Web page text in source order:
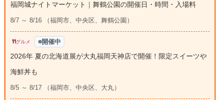
福岡城ナイトマーケット｜舞鶴公園の開催日・時間・入場料
8/7 ～ 8/16 （福岡市、中央区、舞鶴公園）
グルメ 開催中
2026年 夏の北海道展が大丸福岡天神店で開催！限定スイーツや
海鮮丼も
8/5 ～ 8/17 （福岡市、中央区、大丸）